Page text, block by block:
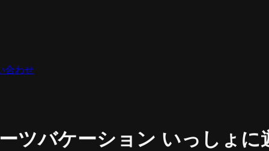
合わせ
ツバケーション いっしょ